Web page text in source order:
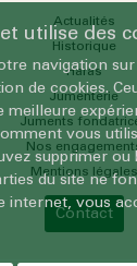
Actualités
Historique
Haras
Jumenterie
Juments
Nos
Mentions légales
Contact
utilise des
navigation sur
de cookies.
meilleure
vous
supprimer ou
du site ne
internet, vous